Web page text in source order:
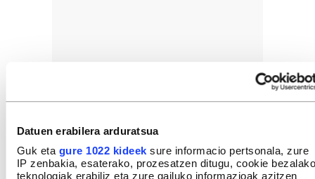
Datuen erabilera arduratsua
Guk eta gure 1022 kideek sure informacio pertsonala, zure
IP zenbakia, esaterako, prozesatzen ditugu, cookie bezalako
teknologiak erabiliz eta zure gailuko informazioak azitzen